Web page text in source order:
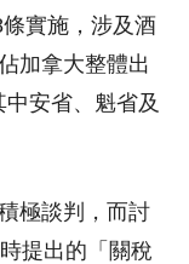
條實施，涉及酒
加拿大整體出
安省、魁省及
極談判，而討
提出的「關稅